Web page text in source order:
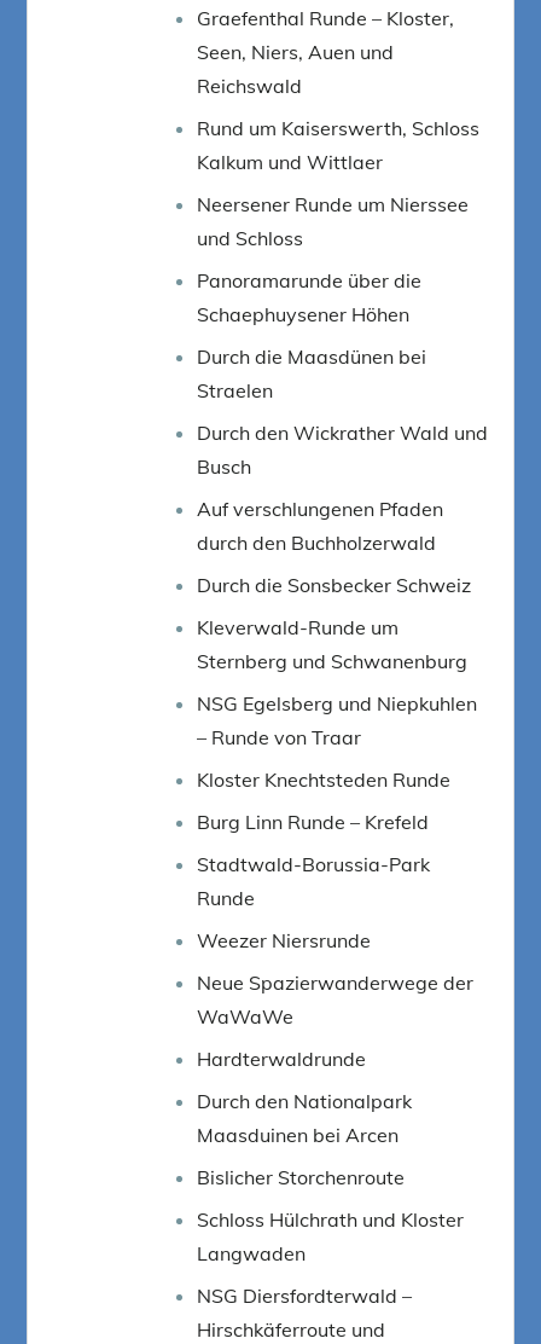
Graefenthal Runde – Kloster,
Seen, Niers, Auen und
Reichswald
Rund um Kaiserswerth, Schloss
Kalkum und Wittlaer
Neersener Runde um Nierssee
und Schloss
Panoramarunde über die
Schaephuysener Höhen
Durch die Maasdünen bei
Straelen
Durch den Wickrather Wald und
Busch
Auf verschlungenen Pfaden
durch den Buchholzerwald
Durch die Sonsbecker Schweiz
Kleverwald-Runde um
Sternberg und Schwanenburg
NSG Egelsberg und Niepkuhlen
– Runde von Traar
Kloster Knechtsteden Runde
Burg Linn Runde – Krefeld
Stadtwald-Borussia-Park
Runde
Weezer Niersrunde
Neue Spazierwanderwege der
WaWaWe
Hardterwaldrunde
Durch den Nationalpark
Maasduinen bei Arcen
Bislicher Storchenroute
Schloss Hülchrath und Kloster
Langwaden
NSG Diersfordterwald –
Hirschkäferroute und